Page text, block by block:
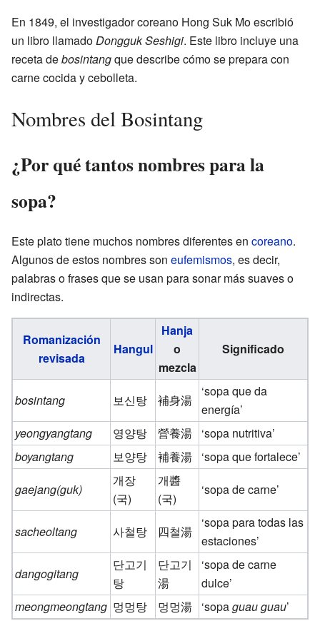
En 1849, el investigador coreano Hong Suk Mo escribió
un libro llamadoDongguk Seshigi. Este libro incluye una
receta debosintangque describe cómo se prepara con
carne cocida y cebolleta.
Nombres del Bosintang
¿Por qué tantos nombres para la
sopa?
Este plato tiene muchos nombres diferentes en coreano.
Algunos de estos nombres son eufemismos, es decir,
palabras o frases que se usan para sonar más suaves o
indirectas.
Romanización
revisada
Hangul
Hanja
o
mezcla
Significado
bosintang 보신탕 補身湯
‘sopa que da
energía’
yeongyangtang
영양탕 營養湯
‘sopa nutritiva’
boyangtang
보양탕 補養湯
‘sopa que fortalece’
gaejang(guk)
개장
(국)
개醬
(국)
‘sopa de carne’
sacheoltang 사철탕 四철湯
‘sopa para todas las
estaciones’
dangogitang
단고기
탕
단고기
湯
‘sopa de carne
dulce’
meongmeongtang 멍멍탕 멍멍湯 ‘sopaguau guau’